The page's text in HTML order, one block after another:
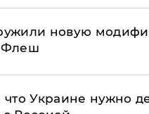
новую
Флеш
Украине нужно